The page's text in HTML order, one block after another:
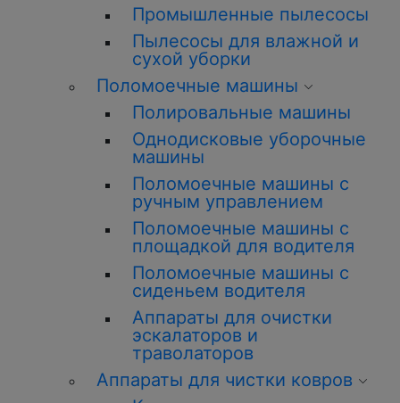
Промышленные пылесосы
Пылесосы для влажной и
сухой уборки
Поломоечные машины
Полировальные машины
Однодисковые уборочные
машины
Поломоечные машины с
ручным управлением
Поломоечные машины с
площадкой для водителя
Поломоечные машины с
сиденьем водителя
Аппараты для очистки
эскалаторов и
траволаторов
Аппараты для чистки ковров